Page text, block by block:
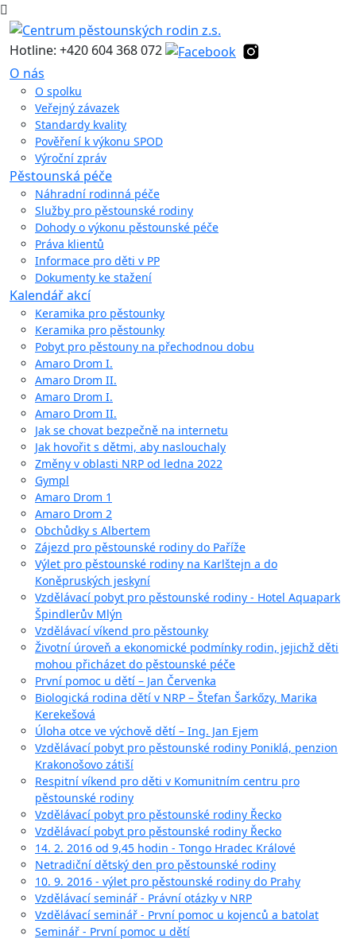
Hotline: +420 604 368 072
O nás
O spolku
Veřejný závazek
Standardy kvality
Pověření k výkonu SPOD
Výroční zpráv
Pěstounská péče
Náhradní rodinná péče
Služby pro pěstounské rodiny
Dohody o výkonu pěstounské péče
Práva klientů
Informace pro děti v PP
Dokumenty ke stažení
Kalendář akcí
Keramika pro pěstounky
Keramika pro pěstounky
Pobyt pro pěstouny na přechodnou dobu
Amaro Drom I.
Amaro Drom II.
Amaro Drom I.
Amaro Drom II.
Jak se chovat bezpečně na internetu
Jak hovořit s dětmi, aby naslouchaly
Změny v oblasti NRP od ledna 2022
Gympl
Amaro Drom 1
Amaro Drom 2
Obchůdky s Albertem
Zájezd pro pěstounské rodiny do Paříže
Výlet pro pěstounské rodiny na Karlštejn a do
Koněpruských jeskyní
Vzdělávací pobyt pro pěstounské rodiny - Hotel Aquapark
Špindlerův Mlýn
Vzdělávací víkend pro pěstounky
Životní úroveň a ekonomické podmínky rodin, jejichž děti
mohou přicházet do pěstounské péče
První pomoc u dětí – Jan Červenka
Biologická rodina dětí v NRP – Štefan Šarkőzy, Marika
Kerekešová
Úloha otce ve výchově dětí – Ing. Jan Ejem
Vzdělávací pobyt pro pěstounské rodiny Poniklá, penzion
Krakonošovo zátiší
Respitní víkend pro děti v Komunitním centru pro
pěstounské rodiny
Vzdělávací pobyt pro pěstounské rodiny Řecko
Vzdělávací pobyt pro pěstounské rodiny Řecko
14. 2. 2016 od 9,45 hodin - Tongo Hradec Králové
Netradiční dětský den pro pěstounské rodiny
10. 9. 2016 - výlet pro pěstounské rodiny do Prahy
Vzdělávací seminář - Právní otázky v NRP
Vzdělávací seminář - První pomoc u kojenců a batolat
Seminář - První pomoc u dětí